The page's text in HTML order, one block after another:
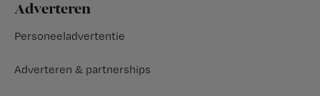
Adverteren
Personeeladvertentie
Adverteren & partnerships